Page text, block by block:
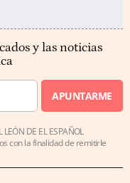
y las noticias
APUNTARME
DE EL ESPAÑOL
con la finalidad de remitirle